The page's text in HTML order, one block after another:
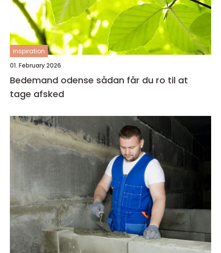
inspiration
01. February 2026
Bedemand odense sådan får du ro til at
tage afsked